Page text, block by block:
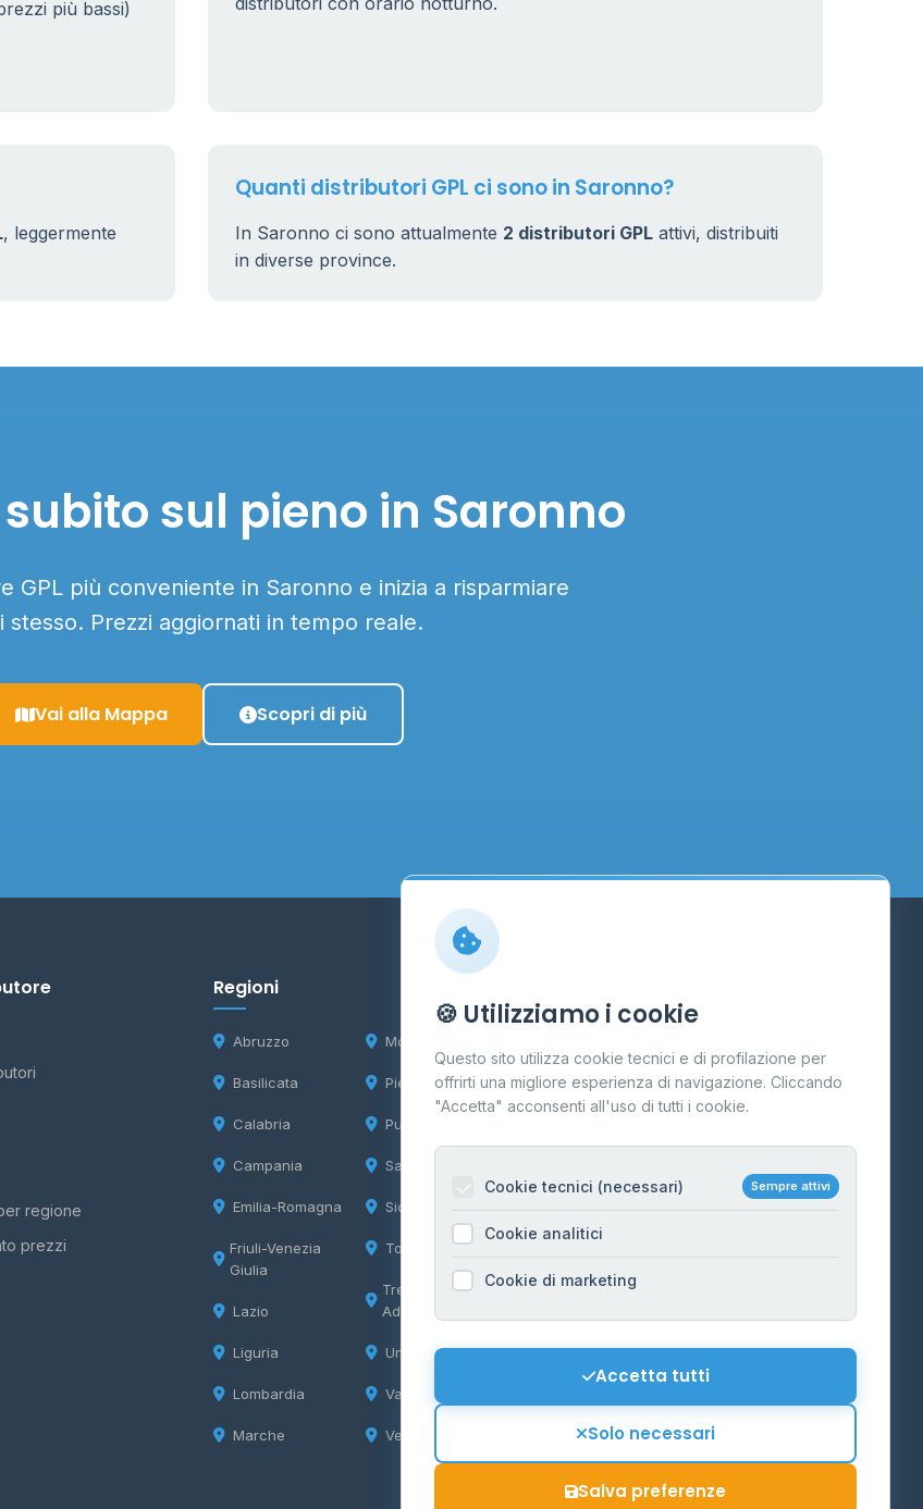
più bassi)
, leggermente
Quanti distributori GPL ci sono in Saronno?
In Saronno ci sono attualmente 2 distributori GPL attivi, distribuiti
in diverse province.
sul pieno in Saronno
GPL più conveniente in Saronno e inizia a risparmiare
stesso. Prezzi aggiornati in tempo reale.
Vai alla Mappa Scopri di più
regione
prezzi
Regioni
Abruzzo
Basilicata
Calabria
Campania
Emilia-Romagna
Friuli-Venezia
Giulia
Lazio
Liguria
Lombardia
Marche
Molise
Piemonte
Puglia
Sardegna
Sicilia
Toscana
Trentino-Alto
Adige
Umbria
Valle d'Aosta
Veneto
Contatti
Per gestori
Informazioni legali
Privacy Policy
Cookie Policy
Mappa del sito
Contattaci
🍪 Utilizziamo i cookie
Questo sito utilizza cookie tecnici e di profilazione per
offrirti una migliore esperienza di navigazione. Cliccando
"Accetta" acconsenti all'uso di tutti i cookie.
Cookie tecnici (necessari) Sempre attivi
Cookie analitici
Cookie di marketing
Accetta tutti
Solo necessari
Salva preferenze